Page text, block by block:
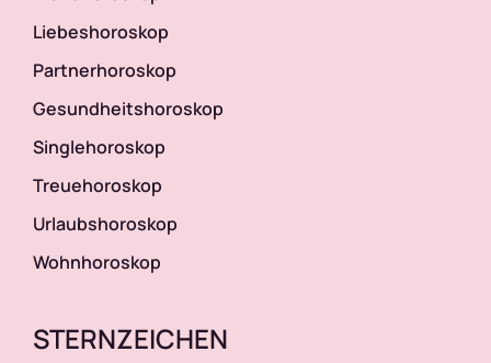
Liebeshoroskop
Partnerhoroskop
Gesundheitshoroskop
Singlehoroskop
Treuehoroskop
Urlaubshoroskop
Wohnhoroskop
STERNZEICHEN